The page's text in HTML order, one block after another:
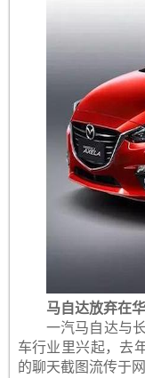
马自达放弃在
一汽马自达与
车行业里兴起，去
的聊天截图流传于